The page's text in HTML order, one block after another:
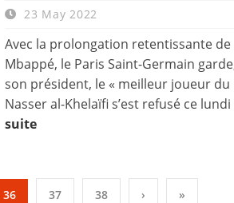
23 May 2022
Avec la prolongation retentissante de
Mbappé, le Paris Saint-Germain
son président, le « meilleur joueur du
Nasser al-Khelaïfi s’est refusé ce lundi
suite
36 37 38 › »